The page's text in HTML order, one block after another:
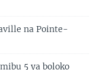
na Pointe-
5 ya boloko